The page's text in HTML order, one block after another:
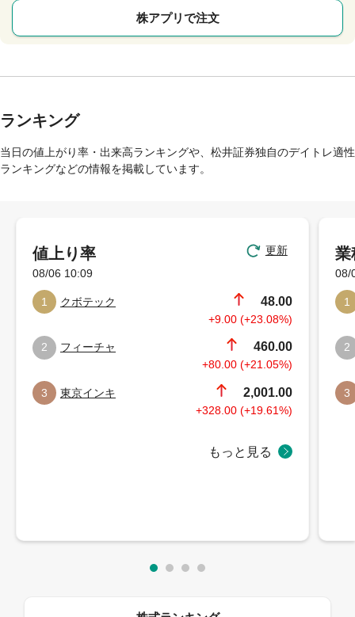
株アプリで注文
ランキング
当日の値上がり率・出来高ランキングや、松井証券独自のデイトレ適性
ランキングなどの情報を掲載しています。